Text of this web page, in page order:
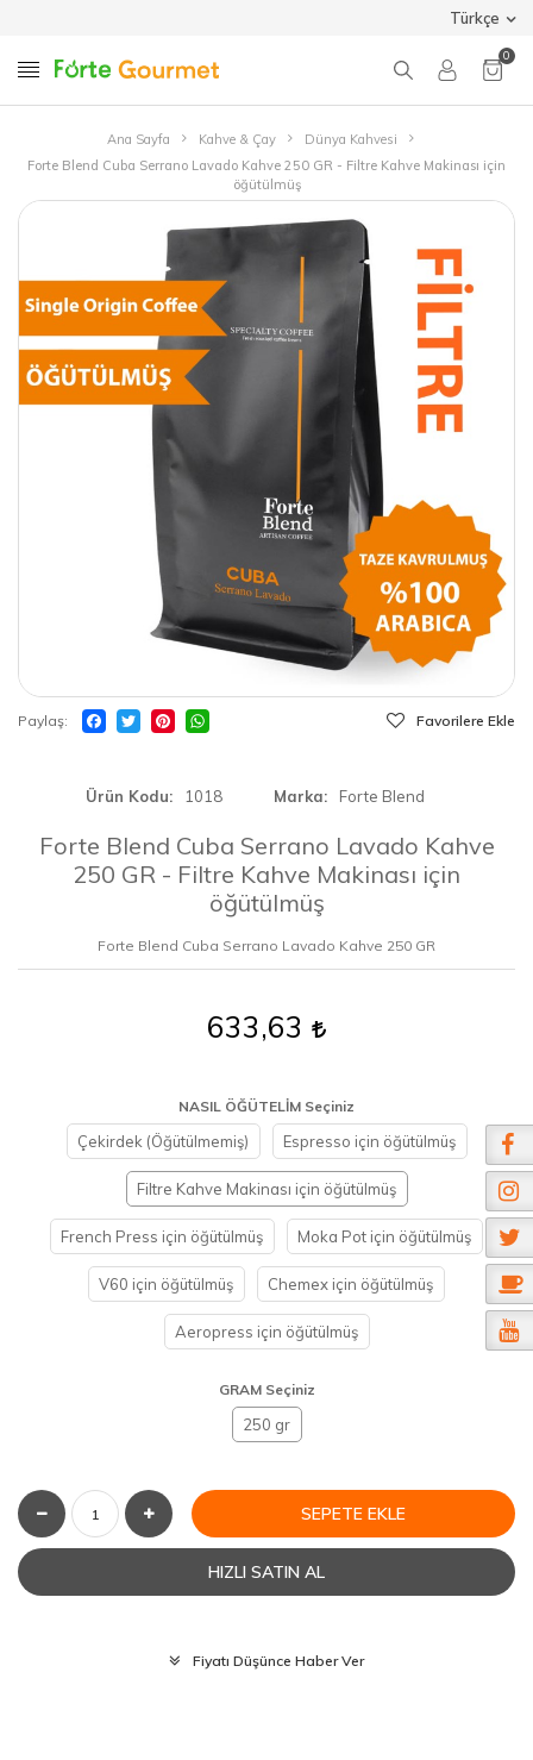
Türkçe
0
Ana Sayfa Kahve & Çay
Dünya Kahvesi
Forte Blend Cuba Serrano Lavado Kahve 250 GR - Filtre Kahve Makinası için
öğütülmüş
Paylaş Favorilere Ekle
Ürün Kodu 1018 Marka Forte Blend
Forte Blend Cuba Serrano Lavado Kahve
250 GR - Filtre Kahve Makinası için
öğütülmüş
Forte Blend Cuba Serrano Lavado Kahve 250 GR
633,63
NASIL ÖĞÜTELİM Seçiniz
Çekirdek (Öğütülmemiş) Espresso için öğütülmüş
Filtre Kahve Makinası için öğütülmüş
French Press için öğütülmüş Moka Pot için öğütülmüş
V60 için öğütülmüş Chemex için öğütülmüş
Aeropress için öğütülmüş
GRAM Seçiniz
250 gr
SEPETE EKLE
HIZLI SATIN AL
Fiyatı Düşünce Haber Ver